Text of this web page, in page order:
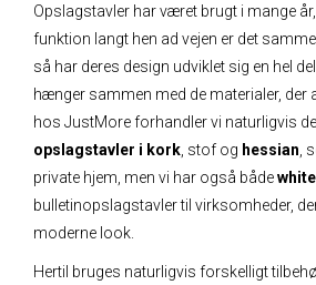
Opslagstavler har været brugt i mange
funktion langt hen ad vejen er det
så har deres design udviklet sig en hel
hænger sammen med de materialer, der
hos JustMore forhandler vi naturligvis
opslagstavler i kork , stof og hessian ,
private hjem, men vi har også både
bulletinopslagstavler til virksomheder,
moderne look.
Hertil bruges naturligvis forskelligt